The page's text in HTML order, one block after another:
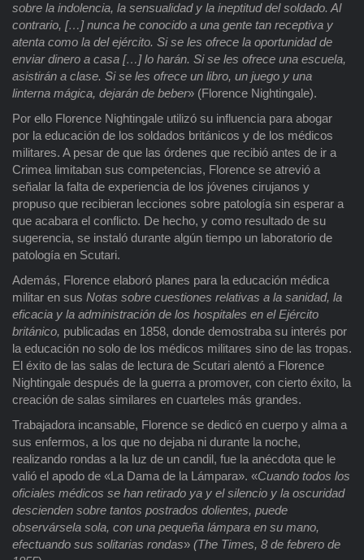
sobre la indolencia, la sensualidad y la ineptitud del soldado. Al
contrario, […] nunca he conocido a una gente tan receptiva y
atenta como la del ejército. Si se les ofrece la oportunidad de
enviar dinero a casa […] lo harán. Si se les ofrece una escuela,
asistirán a clase. Si se les ofrece un libro, un juego y una
linterna mágica, dejarán de beber» (Florence Nightingale).
Por ello Florence Nightingale utilizó su influencia para abogar
por la educación de los soldados británicos y de los médicos
militares. A pesar de que las órdenes que recibió antes de ir a
Crimea limitaban sus competencias, Florence se atrevió a
señalar la falta de experiencia de los jóvenes cirujanos y
propuso que recibieran lecciones sobre patología sin esperar a
que acabara el conflicto. De hecho, y como resultado de su
sugerencia, se instaló durante algún tiempo un laboratorio de
patología en Scutari.
Además, Florence elaboró planes para la educación médica
militar en sus Notas sobre cuestiones relativas a la sanidad, la
eficacia y la administración de los hospitales en el Ejército
británico, publicadas en 1858, donde demostraba su interés por
la educación no solo de los médicos militares sino de las tropas.
El éxito de las salas de lectura de Scutari alentó a Florence
Nightingale después de la guerra a promover, con cierto éxito, la
creación de salas similares en cuarteles más grandes.
Trabajadora incansable, Florence se dedicó en cuerpo y alma a
sus enfermos, a los que no dejaba ni durante la noche,
realizando rondas a la luz de un candil, fue la anécdota que le
valió el apodo de «La Dama de la Lámpara». «Cuando todos los
oficiales médicos se han retirado ya y el silencio y la oscuridad
descienden sobre tantos postrados dolientes, puede
observársela sola, con una pequeña lámpara en su mano,
efectuando sus solitarias rondas» (The Times, 8 de febrero de